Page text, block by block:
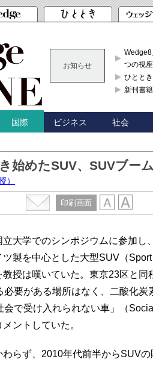
お知らせ
つの視座
ひとと
新刊書
国際 ビジネス 社会
始めたSUV、SUVブー
）
印刷画面
大学でのシンポジウムに参加し
製を中心とした大型SUV（
授は嘆いていた。東京23区と
必要がある場所はなく、二酸化炭
会で受け入れられない車」（
ントしていた。
らず、2010年代前半からSUV